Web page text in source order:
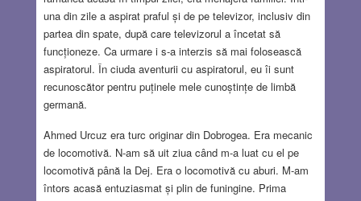
una din zile a aspirat praful și de pe televizor, inclusiv din
partea din spate, după care televizorul a încetat să
funcționeze. Ca urmare i s-a interzis să mai folosească
aspiratorul. În ciuda aventurii cu aspiratorul, eu îi sunt
recunoscător pentru puținele mele cunoștințe de limbă
germană.
Ahmed Urcuz era turc originar din Dobrogea. Era mecanic
de locomotivă. N-am să uit ziua când m-a luat cu el pe
locomotivă până la Dej. Era o locomotivă cu aburi. M-am
întors acasă entuziasmat și plin de funingine. Prima